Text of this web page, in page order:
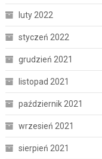
luty 2022
styczeń 2022
grudzień 2021
listopad 2021
październik 2021
wrzesień 2021
sierpień 2021